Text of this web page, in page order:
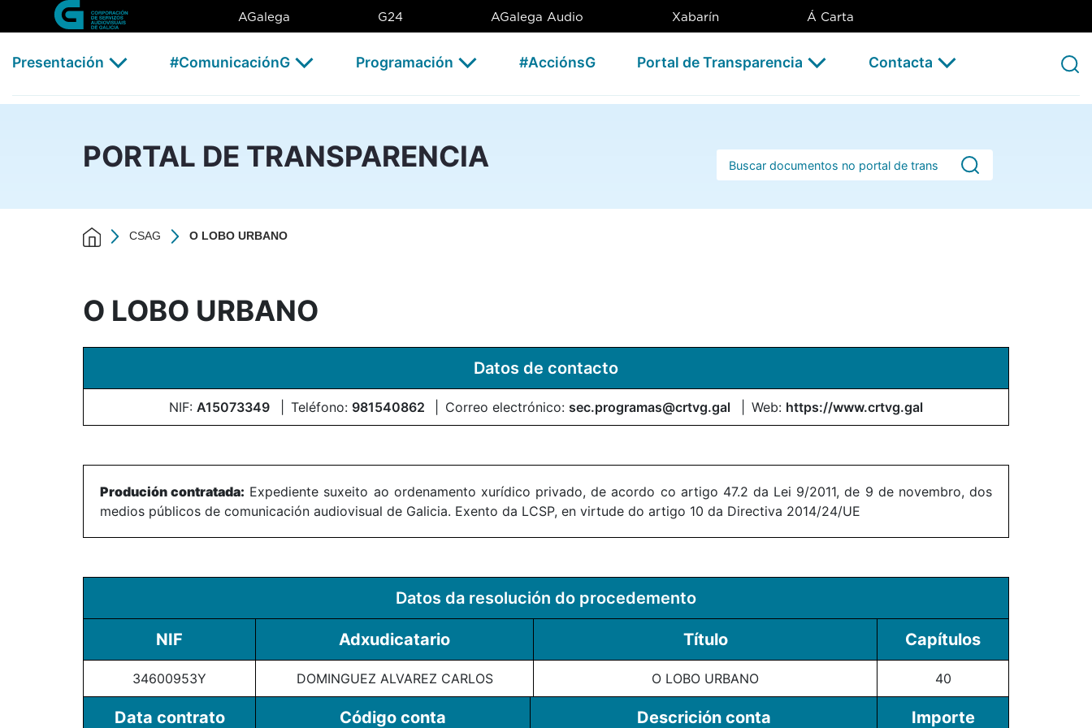
Skip to Main Content
O LOBO URBANO - CSAG
AGalega G24 AGalega Audio Xabarín Á Carta
Presentación #ComunicaciónG Programación #AcciónsG Portal de Transparencia Contacta
PORTAL DE TRANSPARENCIA Barra de busca
CSAG O LOBO URBANO
O LOBO URBANO
Datos de contacto
NIF: A15073349 Teléfono: 981540862 Correo electrónico: sec.programas@crtvg.gal Web: https://www.crtvg.gal
Produción contratada: Expediente suxeito ao ordenamento xurídico privado, de acordo co artigo 47.2 da Lei 9/2011, de 9 de novembro, dos
medios públicos de comunicación audiovisual de Galicia. Exento da LCSP, en virtude do artigo 10 da Directiva 2014/24/UE
Datos da resolución do procedemento
NIF Adxudicatario Título Capítulos
34600953Y DOMINGUEZ ALVAREZ CARLOS O LOBO URBANO 40
Data contrato Código conta Descrición conta Importe